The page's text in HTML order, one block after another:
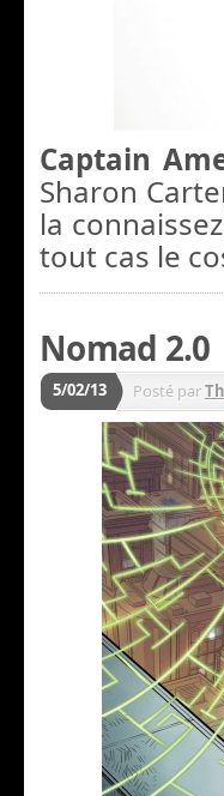
Captain
Sharon
la
tout cas le
Nomad 2.0
5/02/13 Posté par